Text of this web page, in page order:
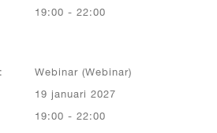
19:00 - 22:00
Webinar (Webinar)
19 januari 2027
19:00 - 22:00